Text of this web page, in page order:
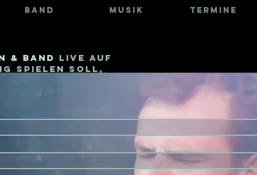
BAND MUSIK TERMINE
& Band live auf
spielen soll,